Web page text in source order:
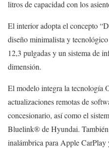
litros de capacidad con los
El interior adopta el concepto
diseño minimalista y
12,3 pulgadas y un sistema de
dimensión.
El modelo integra la tecnología
actualizaciones remotas de
concesionario, así como el
Bluelink® de Hyundai.
inalámbrica para Apple